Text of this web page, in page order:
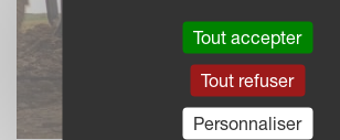
Tout accepter
Tout refuser
Personnaliser